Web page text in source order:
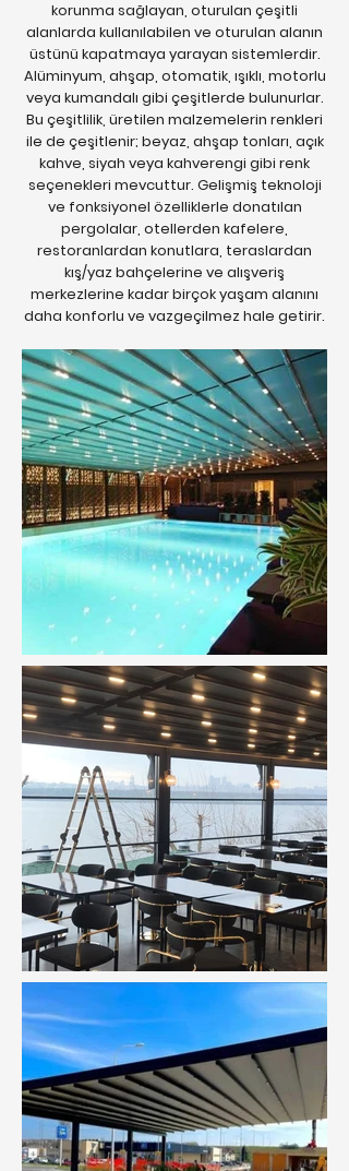
korunma sağlayan, oturulan çeşitli
alanlarda kullanılabilen ve oturulan alanın
üstünü kapatmaya yarayan sistemlerdir.
Alüminyum, ahşap, otomatik, ışıklı, motorlu
veya kumandalı gibi çeşitlerde bulunurlar.
Bu çeşitlilik, üretilen malzemelerin renkleri
ile de çeşitlenir; beyaz, ahşap tonları, açık
kahve, siyah veya kahverengi gibi renk
seçenekleri mevcuttur. Gelişmiş teknoloji
ve fonksiyonel özelliklerle donatılan
pergolalar, otellerden kafelere,
restoranlardan konutlara, teraslardan
kış/yaz bahçelerine ve alışveriş
merkezlerine kadar birçok yaşam alanını
daha konforlu ve vazgeçilmez hale getirir.